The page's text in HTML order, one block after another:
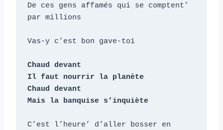
De ces gens affamés qui se comptent’
par millions
Vas-y c’est bon gave-toi
Chaud devant
Il faut nourrir la planète
Chaud devant
Mais la banquise s’inquiète
C’est l’heure’ d’aller bosser en